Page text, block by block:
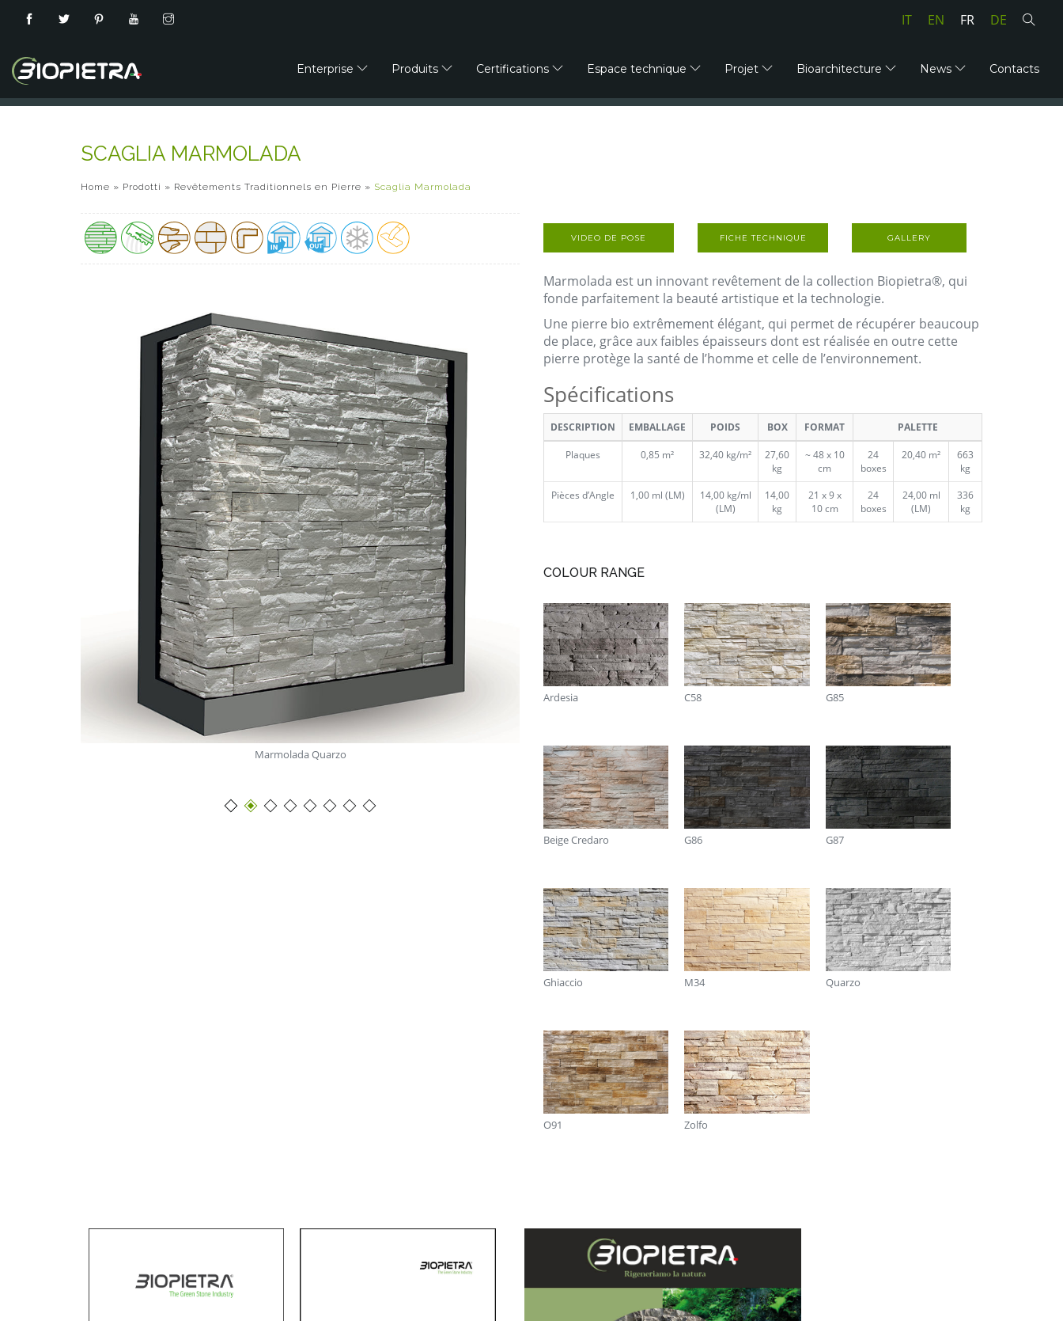
IT EN FR DE
Enterprise Produits Certifications Espace technique Projet Bioarchitecture News Contacts
SCAGLIA MARMOLADA
Home » Prodotti » Revêtements Traditionnels en Pierre » Scaglia Marmolada
Marmolada Quarzo Scaglia Marmolada C58
VIDEO DE POSE FICHE TECHNIQUE GALLERY
Marmolada est un innovant revêtement de la collection Biopietra®, qui
fonde parfaitement la beauté artistique et la technologie.
Une pierre bio extrêmement élégant, qui permet de récupérer beaucoup
de place, grâce aux faibles épaisseurs dont est réalisée en outre cette
pierre protège la santé de l’homme et celle de l’environnement.
Spécifications
DESCRIPTION EMBALLAGE POIDS BOX FORMAT PALETTE
Plaques 0,85 m² 32,40 kg/m²
27,60
kg
~ 48 x 10
cm
24
boxes
20,40 m²
663
kg
Pièces d’Angle
1,00 ml (LM)
14,00 kg/ml
(LM)
14,00
kg
21 x 9 x
10 cm
24
boxes
24,00 ml
(LM)
336
kg
COLOUR RANGE
Ardesia C58 G85
Beige Credaro G86 G87
Ghiaccio M34 Quarzo
O91 Zolfo